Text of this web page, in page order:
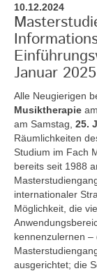
10.12.2024
Januar 2025
Alle Neugierigen
Musiktherapie
am Samstag, 25.
Räumlichkeiten
Studium im Fach
bereits seit 1988
internationaler
Möglichkeit, die
kennenzulernen –
ausgerichtet; die